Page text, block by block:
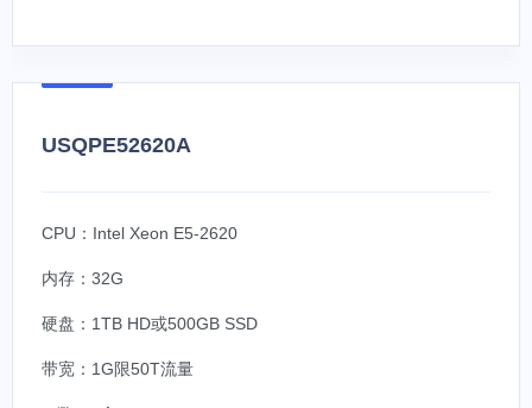
USQPE52620A
CPU：Intel Xeon E5-2620
内存：32G
硬盘：1TB HD或500GB SSD
带宽：1G限50T流量